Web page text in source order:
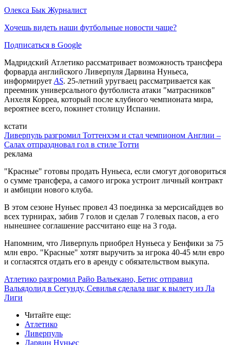
Олекса Бык Журналист
Хочешь видеть наши футбольные новости чаще?
Подписаться в Google
Мадридский Атлетико рассматривает возможность трансфера
форварда английского Ливерпуля Дарвина Нуньеса,
информирует AS. 25-летний уругваец рассматривается как
преемник универсального футболиста атаки "матрасников"
Анхеля Корреа, который после клубного чемпионата мира,
вероятнее всего, покинет столицу Испании.
кстати
Ливерпуль разгромил Тоттенхэм и стал чемпионом Англии –
Салах отпраздновал гол в стиле Тотти
реклама
"Красные" готовы продать Нуньеса, если смогут договориться
о сумме трансфера, а самого игрока устроит личный контракт
и амбиции нового клуба.
В этом сезоне Нуньес провел 43 поединка за мерсисайдцев во
всех турнирах, забив 7 голов и сделав 7 голевых пасов, а его
нынешнее соглашение рассчитано еще на 3 года.
Напомним, что Ливерпуль приобрел Нуньеса у Бенфики за 75
млн евро. "Красные" хотят выручить за игрока 40-45 млн евро
и согласятся отдать его в аренду с обязательством выкупа.
Атлетико разгромил Райо Вальекано, Бетис отправил
Вальядолид в Сегунду, Севилья сделала шаг к вылету из Ла
Лиги
Читайте еще:
Атлетико
Ливерпуль
Дарвин Нуньес